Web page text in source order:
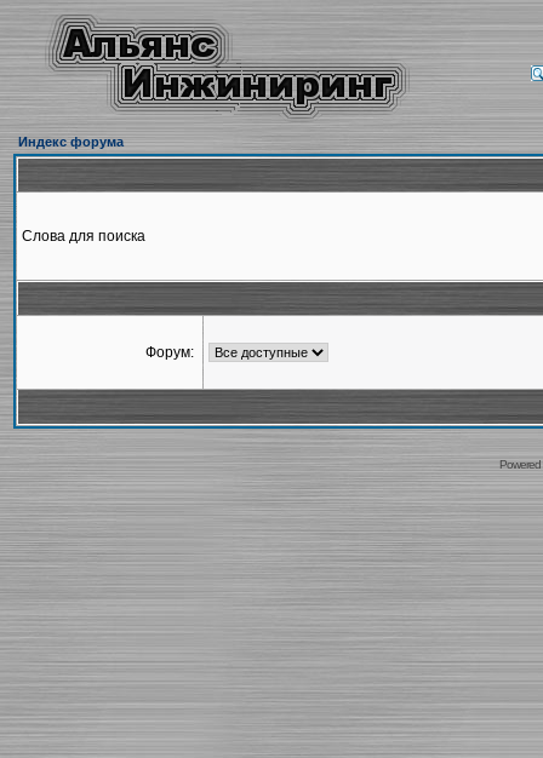
Индекс форума
Слова для поиска
Форум: